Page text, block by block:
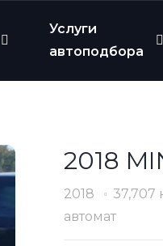
Услуги
автоподбора
2018
2018 37,707
автомат